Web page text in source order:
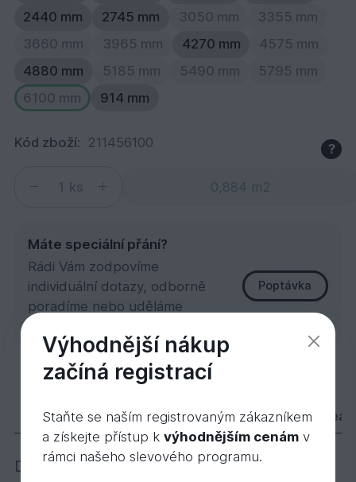
2440 mm
2745 mm 3050 mm
3355 mm
3660 mm
3965 mm 4270 mm
4575 mm
4880 mm
5185 mm 5490 mm
5795 mm
6100 mm
914 mm
Kód zboží: 211456100 ?
ks
Máte speciální přání?
Rádi Vám zodpovíme
individuální dotazy, odborně
poradíme nebo uděláme
Poptávka
Garapa hl/hl 21x145x6100
Popis Varianty Příslušenství Videa
Dřevo Garapa je světle žlutohnědé dřevo,
Výhodnější nákup
začíná registrací
Staňte se naším registrovaným zákazníkem
a získejte přístup k výhodnějším cenámv
rámci našeho slevového programu.